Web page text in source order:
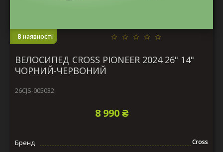
В наявності
ВЕЛОСИПЕД CROSS PIONEER 2024 26" 14"
ЧОРНИЙ-ЧЕРВОНИЙ
26CJS-005032
8 990 ₴
Бренд Cross